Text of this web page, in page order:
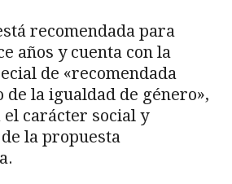
recomendada para
años y cuenta con la
de «recomendada
de la igualdad de género»,
carácter social y
la propuesta